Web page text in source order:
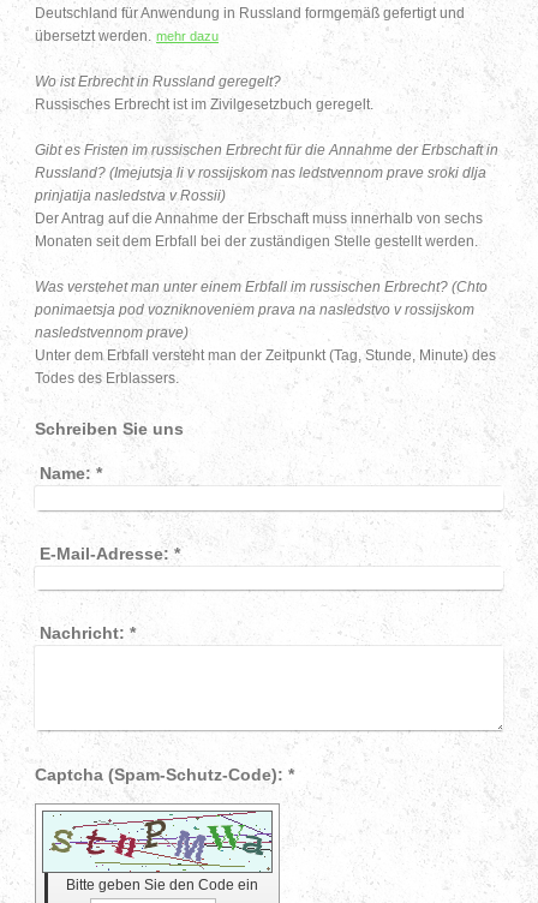
Deutschland für Anwendung in Russland formgemäß gefertigt und
übersetzt werden. mehr dazu
Wo ist Erbrecht in Russland geregelt?
Russisches Erbrecht ist im Zivilgesetzbuch geregelt.
Gibt es Fristen im russischen Erbrecht für die Annahme der Erbschaft in
Russland? (Imejutsja li v rossijskom nas ledstvennom prave sroki dlja
prinjatija nasledstva v Rossii)
Der Antrag auf die Annahme der Erbschaft muss innerhalb von sechs
Monaten seit dem Erbfall bei der zuständigen Stelle gestellt werden.
Was verstehet man unter einem Erbfall im russischen Erbrecht? (Chto
ponimaetsja pod vozniknoveniem prava na nasledstvo v rossijskom
nasledstvennom prave)
Unter dem Erbfall versteht man der Zeitpunkt (Tag, Stunde, Minute) des
Todes des Erblassers.
Schreiben Sie uns
Name:*
E-Mail-Adresse: *
Nachricht: *
Captcha (Spam-Schutz-Code): *
Bitte geben Sie den Code ein